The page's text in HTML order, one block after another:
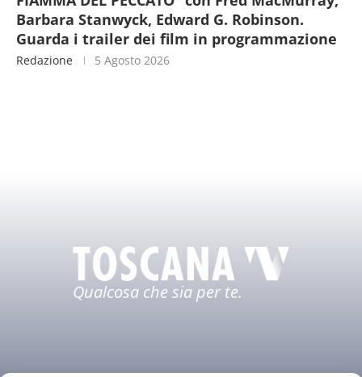
Barbara Stanwyck, Edward G. Robinson.
Guarda i trailer dei film in programmazione
Redazione 5 Agosto 2026
Qualcosa che sia per te.